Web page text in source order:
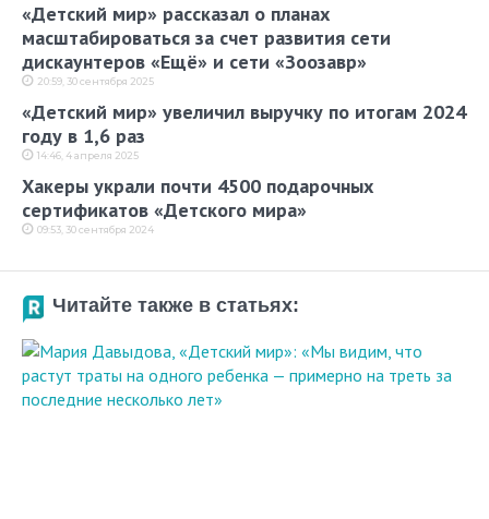
«Детский мир» рассказал о планах
масштабироваться за счет развития сети
дискаунтеров «Ещё» и сети «Зоозавр»
20:59, 30 сентября 2025
«Детский мир» увеличил выручку по итогам 2024
году в 1,6 раз
14:46, 4 апреля 2025
Хакеры украли почти 4500 подарочных
сертификатов «Детского мира»
09:53, 30 сентября 2024
Читайте также в статьях: